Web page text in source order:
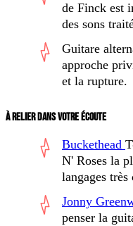
de Finck est
des sons
Guitare
approche
et la rupture.
À RELIER DANS VOTRE ÉCOUTE
Buckethead
N' Roses la
langages
Jonny
penser la